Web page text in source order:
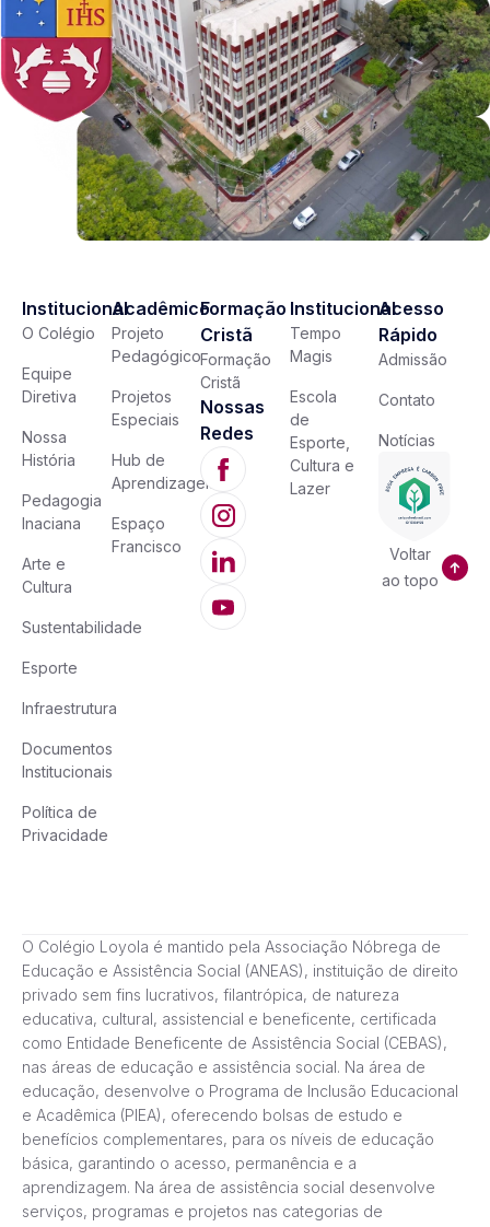
Institucional
O Colégio
Equipe
Diretiva
Nossa
História
Pedagogia
Inaciana
Arte e
Cultura
Sustentabilidade
Esporte
Infraestrutura
Documentos
Institucionais
Política de
Privacidade
Acadêmico
Projeto
Pedagógico
Projetos
Especiais
Hub de
Aprendizagem
Espaço
Francisco
Formação
Cristã
Formação
Cristã
Nossas
Redes
Institucional
Tempo
Magis
Escola
de
Esporte,
Cultura e
Lazer
Acesso
Rápido
Admissão
Contato
Notícias
Voltar
ao topo
O Colégio Loyola é mantido pela Associação Nóbrega de
Educação e Assistência Social (ANEAS), instituição de direito
privado sem fins lucrativos, filantrópica, de natureza
educativa, cultural, assistencial e beneficente, certificada
como Entidade Beneficente de Assistência Social (CEBAS),
nas áreas de educação e assistência social. Na área de
educação, desenvolve o Programa de Inclusão Educacional
e Acadêmica (PIEA), oferecendo bolsas de estudo e
benefícios complementares, para os níveis de educação
básica, garantindo o acesso, permanência e a
aprendizagem. Na área de assistência social desenvolve
serviços, programas e projetos nas categorias de